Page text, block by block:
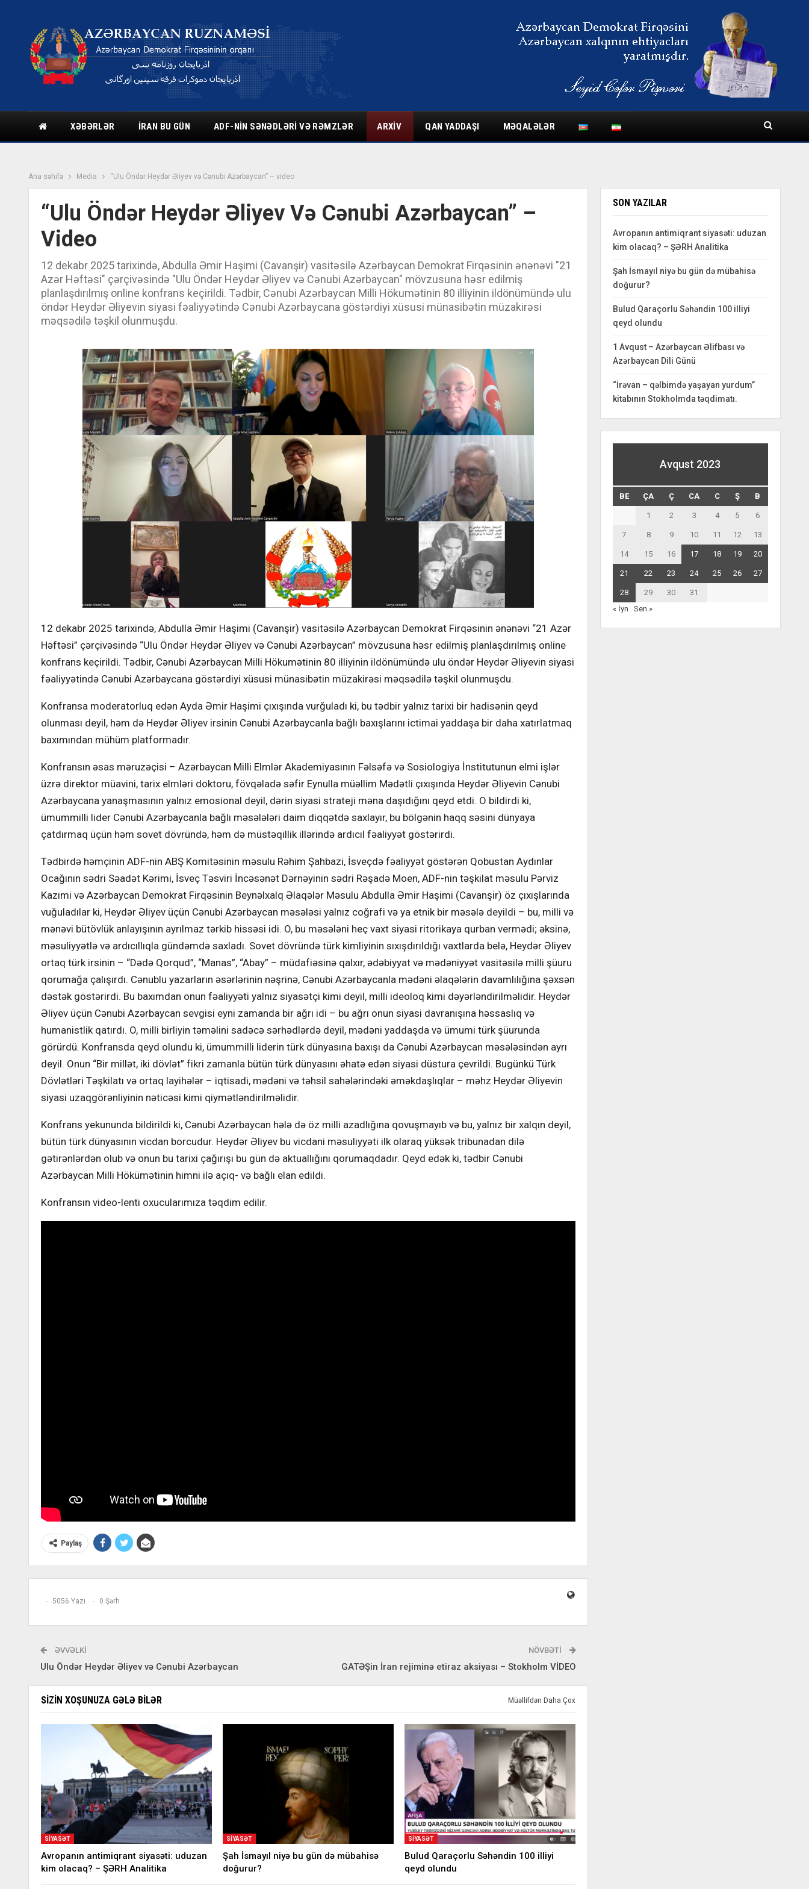
XƏBƏRLƏR İRAN BU GÜN ADF-NIN SƏNƏDLƏRI VƏ RƏMZLƏR ARXIV QAN YADDAŞI MƏQALƏLƏR
Ana səhifə Media “Ulu Öndər Heydər Əliyev və Cənubi Azərbaycan” – video
“Ulu Öndər Heydər Əliyev Və Cənubi Azərbaycan” –
Video
12 dekabr 2025 tarixində, Abdulla Əmir Haşimi (Cavanşir) vasitəsilə Azərbaycan Demokrat Firqəsinin ənənəvi "21
Azər Həftəsi" çərçivəsində "Ulu Öndər Heydər Əliyev və Cənubi Azərbaycan" mövzusuna həsr edilmiş
planlaşdırılmış online konfrans keçirildi. Tədbir, Cənubi Azərbaycan Milli Hökumətinin 80 illiyinin ildönümündə ulu
öndər Heydər Əliyevin siyasi fəaliyyətində Cənubi Azərbaycana göstərdiyi xüsusi münasibətin müzakirəsi
məqsədilə təşkil olunmuşdu.
12 dekabr 2025 tarixində, Abdulla Əmir Haşimi (Cavanşir) vasitəsilə Azərbaycan Demokrat Firqəsinin ənənəvi “21 Azər
Həftəsi” çərçivəsində “Ulu Öndər Heydər Əliyev və Cənubi Azərbaycan” mövzusuna həsr edilmiş planlaşdırılmış online
konfrans keçirildi. Tədbir, Cənubi Azərbaycan Milli Hökumətinin 80 illiyinin ildönümündə ulu öndər Heydər Əliyevin siyasi
fəaliyyətində Cənubi Azərbaycana göstərdiyi xüsusi münasibətin müzakirəsi məqsədilə təşkil olunmuşdu.
Konfransa moderatorluq edən Ayda Əmir Haşimi çıxışında vurğuladı ki, bu tədbir yalnız tarixi bir hadisənin qeyd
olunması deyil, həm də Heydər Əliyev irsinin Cənubi Azərbaycanla bağlı baxışlarını ictimai yaddaşa bir daha xatırlatmaq
baxımından mühüm platformadır.
Konfransın əsas məruzəçisi – Azərbaycan Milli Elmlər Akademiyasının Fəlsəfə və Sosiologiya İnstitutunun elmi işlər
üzrə direktor müavini, tarix elmləri doktoru, fövqəladə səfir Eynulla müəllim Mədətli çıxışında Heydər Əliyevin Cənubi
Azərbaycana yanaşmasının yalnız emosional deyil, dərin siyasi strateji məna daşıdığını qeyd etdi. O bildirdi ki,
ümummilli lider Cənubi Azərbaycanla bağlı məsələləri daim diqqətdə saxlayır, bu bölgənin haqq səsini dünyaya
çatdırmaq üçün həm sovet dövründə, həm də müstəqillik illərində ardıcıl fəaliyyət göstərirdi.
Tədbirdə həmçinin ADF-nin ABŞ Komitəsinin məsulu Rəhim Şahbazi, İsveçdə fəaliyyət göstərən Qobustan Aydınlar
Ocağının sədri Səadət Kərimi, İsveç Təsviri İncəsənət Dərnəyinin sədri Rəşadə Moen, ADF-nin təşkilat məsulu Pərviz
Kazımi və Azərbaycan Demokrat Firqəsinin Beynəlxalq Əlaqələr Məsulu Abdulla Əmir Haşimi (Cavanşir) öz çıxışlarında
vuğuladılar ki, Heydər Əliyev üçün Cənubi Azərbaycan məsələsi yalnız coğrafi və ya etnik bir məsələ deyildi – bu, milli və
mənəvi bütövlük anlayışının ayrılmaz tərkib hissəsi idi. O, bu məsələni heç vaxt siyasi ritorikaya qurban vermədi; əksinə,
məsuliyyətlə və ardıcıllıqla gündəmdə saxladı. Sovet dövründə türk kimliyinin sıxışdırıldığı vaxtlarda belə, Heydər Əliyev
ortaq türk irsinin – “Dədə Qorqud”, “Manas”, “Abay” – müdafiəsinə qalxır, ədəbiyyat və mədəniyyət vasitəsilə milli şüuru
qorumağa çalışırdı. Cənublu yazarların əsərlərinin nəşrinə, Cənubi Azərbaycanla mədəni əlaqələrin davamlılığına şəxsən
dəstək göstərirdi. Bu baxımdan onun fəaliyyəti yalnız siyasətçi kimi deyil, milli ideoloq kimi dəyərləndirilməlidir. Heydər
Əliyev üçün Cənubi Azərbaycan sevgisi eyni zamanda bir ağrı idi – bu ağrı onun siyasi davranışına həssaslıq və
humanistlik qatırdı. O, milli birliyin təməlini sadəcə sərhədlərdə deyil, mədəni yaddaşda və ümumi türk şüurunda
görürdü. Konfransda qeyd olundu ki, ümummilli liderin türk dünyasına baxışı da Cənubi Azərbaycan məsələsindən ayrı
deyil. Onun “Bir millət, iki dövlət” fikri zamanla bütün türk dünyasını əhatə edən siyasi düstura çevrildi. Bugünkü Türk
Dövlətləri Təşkilatı və ortaq layihələr – iqtisadi, mədəni və təhsil sahələrindəki əməkdaşlıqlar – məhz Heydər Əliyevin
siyasi uzaqgörənliyinin nəticəsi kimi qiymətləndirilməlidir.
Konfrans yekununda bildirildi ki, Cənubi Azərbaycan hələ də öz milli azadlığına qovuşmayıb və bu, yalnız bir xalqın deyil,
bütün türk dünyasının vicdan borcudur. Heydər Əliyev bu vicdani məsuliyyəti ilk olaraq yüksək tribunadan dilə
gətirənlərdən olub və onun bu tarixi çağırışı bu gün də aktuallığını qorumaqdadır. Qeyd edək ki, tədbir Cənubi
Azərbaycan Milli Hökümətinin himni ilə açıq- və bağlı elan edildi.
Konfransın video-lenti oxucularımıza təqdim edilir.
Paylaş
5056 Yazı 0 Şərh
ƏVVƏLKI
Ulu Öndər Heydər Əliyev və Cənubi Azərbaycan
NÖVBƏTI
GATƏŞin İran rejiminə etiraz aksiyası – Stokholm VİDEO
SIZIN XOŞUNUZA GƏLƏ BILƏR Müəllifdən Daha Çox
SIYASƏT
Avropanın antimiqrant siyasəti: uduzan
kim olacaq? – ŞƏRH Analitika
SIYASƏT
Şah İsmayıl niyə bu gün də mübahisə
doğurur?
SIYASƏT
Bulud Qaraçorlu Səhəndin 100 illiyi
qeyd olundu
SON YAZILAR
Avropanın antimiqrant siyasəti: uduzan
kim olacaq? – ŞƏRH Analitika
Şah İsmayıl niyə bu gün də mübahisə
doğurur?
Bulud Qaraçorlu Səhəndin 100 illiyi
qeyd olundu
1 Avqust – Azərbaycan Əlifbası və
Azərbaycan Dili Günü
“İrəvan – qəlbimdə yaşayan yurdum”
kitabının Stokholmda təqdimatı.
Avqust 2023
BE ÇA Ç CA C Ş B
1 2 3 4 5 6
7 8 9 10 11 12 13
14 15 16 17 18 19 20
21 22 23 24 25 26 27
28 29 30
31
« İyn
Sen »